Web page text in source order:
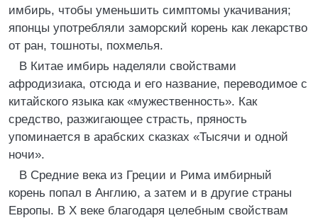
имбирь, чтобы уменьшить симптомы укачивания;
японцы употребляли заморский корень как лекарство
от ран, тошноты, похмелья.
В Китае имбирь наделяли свойствами
афродизиака, отсюда и его название, переводимое с
китайского языка как «мужественность». Как
средство, разжигающее страсть, пряность
упоминается в арабских сказках «Тысячи и одной
ночи».
В Средние века из Греции и Рима имбирный
корень попал в Англию, а затем и в другие страны
Европы. В Х веке благодаря целебным свойствам